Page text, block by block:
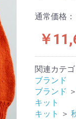
通常価格：
￥
関連カテゴ
ブランド
ブランド ＞
キット
キット
＞